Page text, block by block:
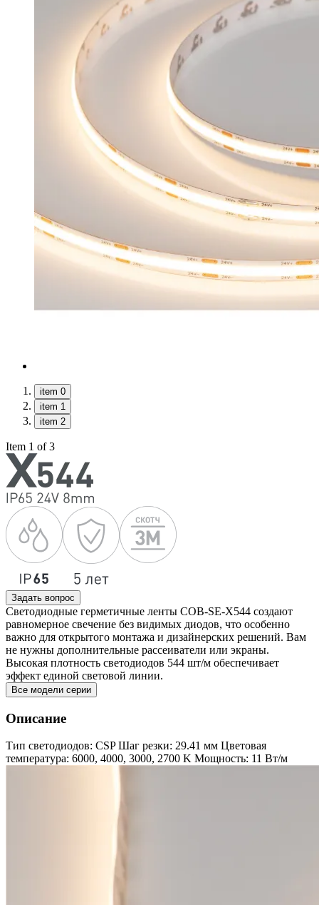
item 0
item 1
item 2
Item 1 of 3
Задать вопрос
Светодиодные герметичные ленты COB-SE-X544 создают
равномерное свечение без видимых диодов, что особенно
важно для открытого монтажа и дизайнерских решений. Вам
не нужны дополнительные рассеиватели или экраны.
Высокая плотность светодиодов 544 шт/м обеспечивает
эффект единой световой линии.
Все модели серии
Описание
Тип светодиодов: CSP Шаг резки: 29.41 мм Цветовая
температура: 6000, 4000, 3000, 2700 K Мощность: 11 Вт/м